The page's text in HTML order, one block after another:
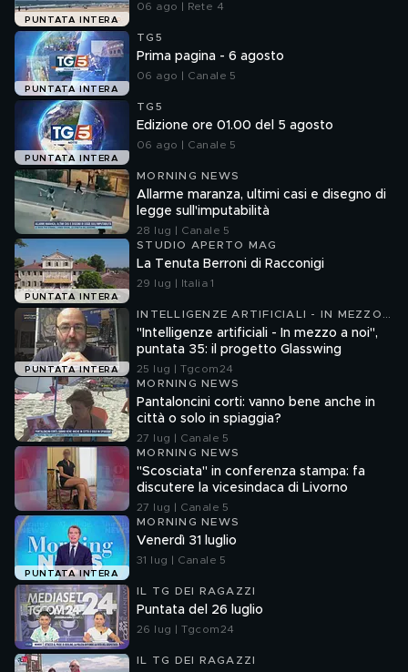
PUNTATA INTERA
06 ago | Rete 4
PUNTATA INTERA
TG5
Prima pagina - 6 agosto
06 ago | Canale 5
PUNTATA INTERA
TG5
Edizione ore 01.00 del 5 agosto
06 ago | Canale 5
MORNING NEWS
Allarme maranza, ultimi casi e disegno di
legge sull'imputabilità
28 lug | Canale 5
PUNTATA INTERA
STUDIO APERTO MAG
La Tenuta Berroni di Racconigi
29 lug | Italia 1
PUNTATA INTERA
INTELLIGENZE ARTIFICIALI - IN MEZZO
A NOI
"Intelligenze artificiali - In mezzo a noi",
puntata 35: il progetto Glasswing
25 lug | Tgcom24
MORNING NEWS
Pantaloncini corti: vanno bene anche in
città o solo in spiaggia?
27 lug | Canale 5
MORNING NEWS
"Scosciata" in conferenza stampa: fa
discutere la vicesindaca di Livorno
27 lug | Canale 5
PUNTATA INTERA
MORNING NEWS
Venerdì 31 luglio
31 lug | Canale 5
IL TG DEI RAGAZZI
Puntata del 26 luglio
26 lug | Tgcom24
IL TG DEI RAGAZZI